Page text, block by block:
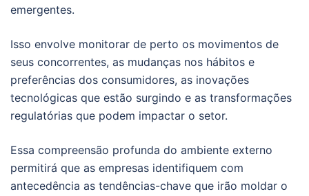
emergentes.
Isso envolve monitorar de perto os movimentos de
seus concorrentes, as mudanças nos hábitos e
preferências dos consumidores, as inovações
tecnológicas que estão surgindo e as transformações
regulatórias que podem impactar o setor.
Essa compreensão profunda do ambiente externo
permitirá que as empresas identifiquem com
antecedência as tendências-chave que irão moldar o